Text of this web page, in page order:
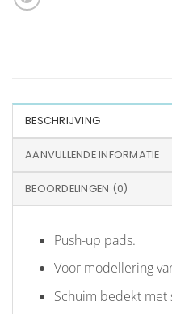
BESCHRIJVING
AANVULLENDE INFORMATIE
BEOORDELINGEN (0)
Push-up pads.
Voor modellering
Schuim bedekt met